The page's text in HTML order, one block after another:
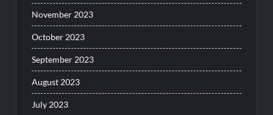
November 2023
October 2023
September 2023
August 2023
July 2023